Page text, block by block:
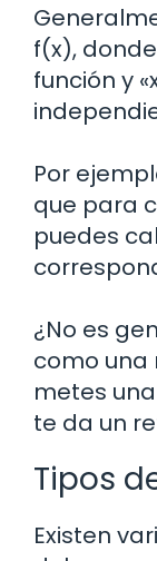
f(x),
función y
Por
que para
puedes
¿No es
como una
metes
te da un
Tipos
Existen